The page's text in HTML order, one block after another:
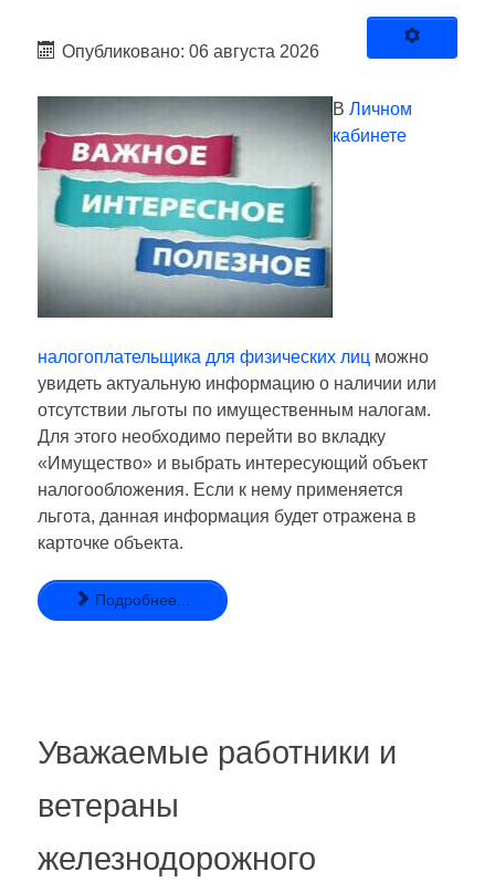
Опубликовано: 06 августа 2026
В Личном
кабинете
налогоплательщика для физических лиц можно
увидеть актуальную информацию о наличии или
отсутствии льготы по имущественным налогам.
Для этого необходимо перейти во вкладку
«Имущество» и выбрать интересующий объект
налогообложения. Если к нему применяется
льгота, данная информация будет отражена в
карточке объекта.
Подробнее...
Уважаемые работники и
ветераны
железнодорожного